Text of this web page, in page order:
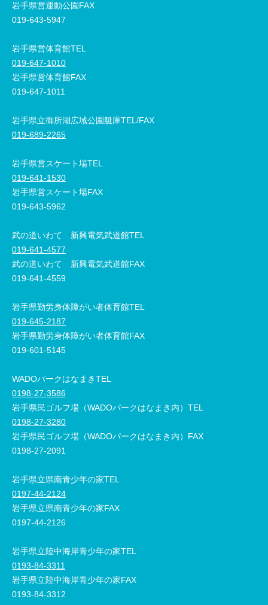
岩手県営運動公園FAX
019-643-5947
岩手県営体育館TEL
019-647-1010
岩手県営体育館FAX
019-647-1011
岩手県立御所湖広域公園艇庫TEL/FAX
019-689-2265
岩手県営スケート場TEL
019-641-1530
岩手県営スケート場FAX
019-643-5962
武の道いわて 新興電気武道館TEL
019-641-4577
武の道いわて 新興電気武道館FAX
019-641-4559
岩手県勤労身体障がい者体育館TEL
019-645-2187
岩手県勤労身体障がい者体育館FAX
019-601-5145
WADOパークはなまきTEL
0198-27-3586
岩手県民ゴルフ場（WADOパークはなまき内）TEL
0198-27-3280
岩手県民ゴルフ場（WADOパークはなまき内）FAX
0198-27-2091
岩手県立県南青少年の家TEL
0197-44-2124
岩手県立県南青少年の家FAX
0197-44-2126
岩手県立陸中海岸青少年の家TEL
0193-84-3311
岩手県立陸中海岸青少年の家FAX
0193-84-3312